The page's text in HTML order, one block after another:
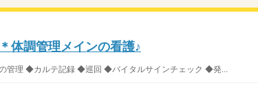
体調管理メインの看護♪
管理 ◆カルテ記録 ◆巡回 ◆バイタルサインチェック ◆発...